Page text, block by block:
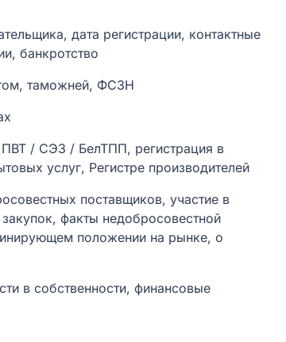
дата регистрации, контактные
банкротство
таможней, ФСЗН
ПВТ / СЭЗ / БелТПП, регистрация в
услуг, Регистре производителей
поставщиков, участие в
факты недобросовестной
положении на рынке, о
в собственности, финансовые